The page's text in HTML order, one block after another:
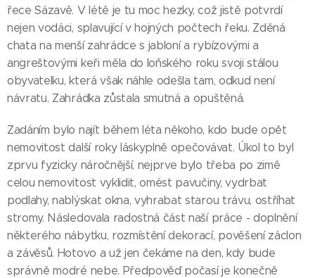
řece Sázavě. V létě je tu moc hezky, což jistě potvrdí
nejen vodáci, splavující v hojných počtech řeku. Zděná
chata na menší zahrádce s jabloní a rybízovými a
angreštovými keři měla do loňského roku svoji stálou
obyvatelku, která však náhle odešla tam, odkud není
návratu. Zahrádka zůstala smutná a opuštěná.
Zadáním bylo najít během léta někoho, kdo bude opět
nemovitost další roky láskyplně opečovávat. Úkol to byl
zprvu fyzicky náročnější, nejprve bylo třeba po zimě
celou nemovitost vyklidit, omést pavučiny, vydrbat
podlahy, nablýskat okna, vyhrabat starou trávu, ostříhat
stromy. Následovala radostná část naší práce - doplnění
některého nábytku, rozmístění dekorací, pověšení záclon
a závěsů. Hotovo a už jen čekáme na den, kdy bude
správně modré nebe. Předpověď počasí je konečně